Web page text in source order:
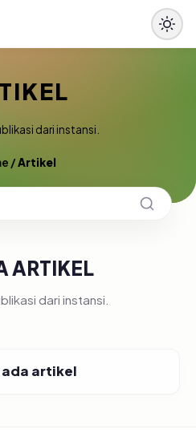
dari instansi.
/Artikel
ARTIKEL
dari instansi.
ada artikel